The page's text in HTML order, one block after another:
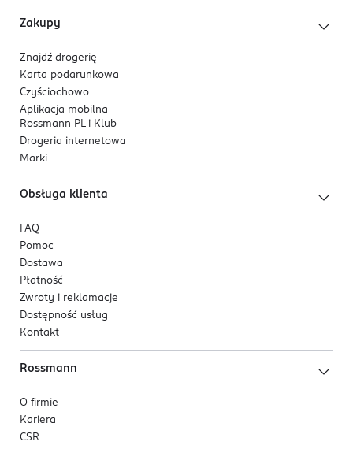
skóra staje się bardziej elastyczna, miękka i
Zakupy
Znajdź drogerię
Karta podarunkowa
Czyściochowo
Aplikacja mobilna
Rossmann PL i Klub
Drogeria internetowa
Marki
Obsługa klienta
FAQ
Pomoc
Dostawa
Płatność
Zwroty i reklamacje
Dostępność usług
Kontakt
Rossmann
O firmie
Kariera
CSR